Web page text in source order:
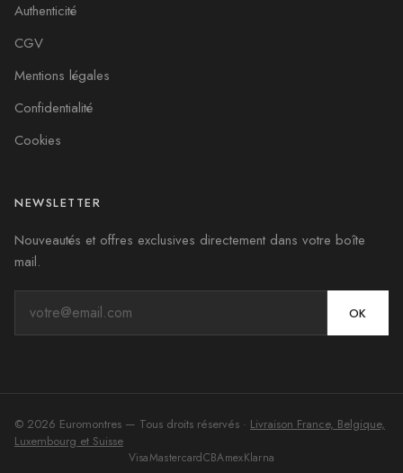
Authenticité
CGV
Mentions légales
Confidentialité
Cookies
NEWSLETTER
Nouveautés et offres exclusives directement dans votre boîte
mail.
OK
© 2026 Euromontres — Tous droits réservés · Livraison France, Belgique,
Luxembourg et Suisse
VisaMastercardCBAmexKlarna